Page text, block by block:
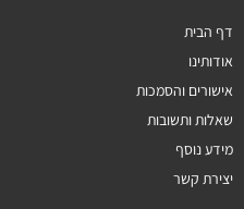
דף הבית
אודותינו
אישורים והסמכות
שאלות ותשובות
מידע נוסף
יצירת קשר